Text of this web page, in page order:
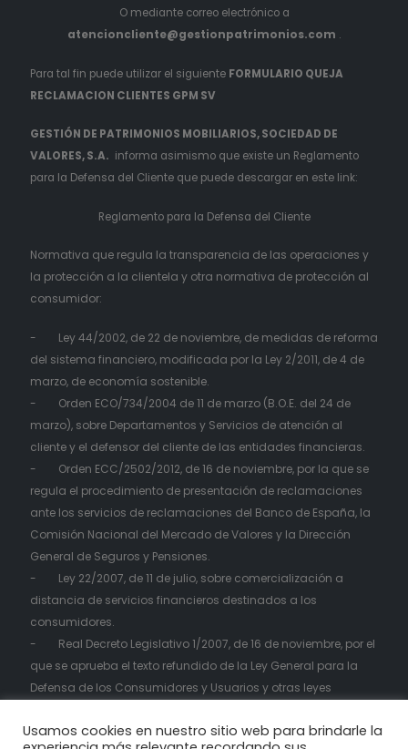
O mediante correo electrónico a
atencioncliente@gestionpatrimonios.com .
Para tal fin puede utilizar el siguiente FORMULARIO QUEJA
RECLAMACION CLIENTES GPM SV
GESTIÓN DE PATRIMONIOS MOBILIARIOS, SOCIEDAD DE
VALORES, S.A. informa asimismo que existe un Reglamento
para la Defensa del Cliente que puede descargar en este link:
Reglamento para la Defensa del Cliente
Normativa que regula la transparencia de las operaciones y
la protección a la clientela y otra normativa de protección al
consumidor:
- Ley 44/2002, de 22 de noviembre, de medidas de reforma
del sistema financiero, modificada por la Ley 2/2011, de 4 de
marzo, de economía sostenible.
- Orden ECO/734/2004 de 11 de marzo (B.O.E. del 24 de
marzo), sobre Departamentos y Servicios de atención al
cliente y el defensor del cliente de las entidades financieras.
- Orden ECC/2502/2012, de 16 de noviembre, por la que se
regula el procedimiento de presentación de reclamaciones
ante los servicios de reclamaciones del Banco de España, la
Comisión Nacional del Mercado de Valores y la Dirección
General de Seguros y Pensiones.
- Ley 22/2007, de 11 de julio, sobre comercialización a
distancia de servicios financieros destinados a los
consumidores.
- Real Decreto Legislativo 1/2007, de 16 de noviembre, por el
que se aprueba el texto refundido de la Ley General para la
Defensa de los Consumidores y Usuarios y otras leyes
Usamos cookies en nuestro sitio web para brindarle la